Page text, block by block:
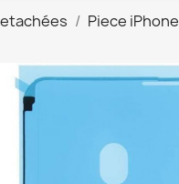
Piece iPhone